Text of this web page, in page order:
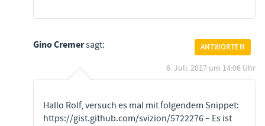
Gino Cremersagt:
6. Juli. 2017 um 14:06 Uhr
Hallo Rolf, versuch es mal mit folgendem Snippet:
https://gist.github.com/svizion/5722276– Es ist
ANTWORTEN